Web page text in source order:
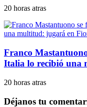
20 horas atras
Franco
Italia lo recibió una
20 horas atras
Déjanos tu